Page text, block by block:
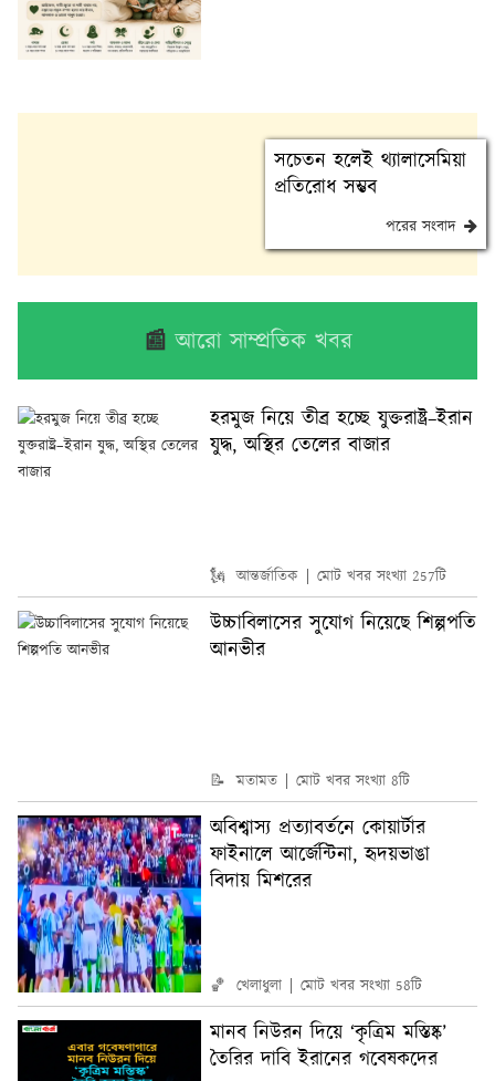
সচেতন হলেই থ্যালাসেমিয়া
প্রতিরোধ সম্ভব
পরের সংবাদ
📰আরো সাম্প্রতিক খবর
হরমুজ নিয়ে তীব্র হচ্ছে যুক্তরাষ্ট্র–ইরান
যুদ্ধ, অস্থির তেলের বাজার
🗽 আন্তর্জাতিক মোট খবর সংখ্যা 257টি
উচ্চাবিলাসের সুযোগ নিয়েছে শিল্পপতি
আনভীর
📝 মতামত মোট খবর সংখ্যা 8টি
অবিশ্বাস্য প্রত্যাবর্তনে কোয়ার্টার
ফাইনালে আর্জেন্টিনা, হৃদয়ভাঙা
বিদায় মিশরের
🏀 খেলাধুলা মোট খবর সংখ্যা 58টি
মানব নিউরন দিয়ে ‘কৃত্রিম মস্তিষ্ক’
তৈরির দাবি ইরানের গবেষকদের